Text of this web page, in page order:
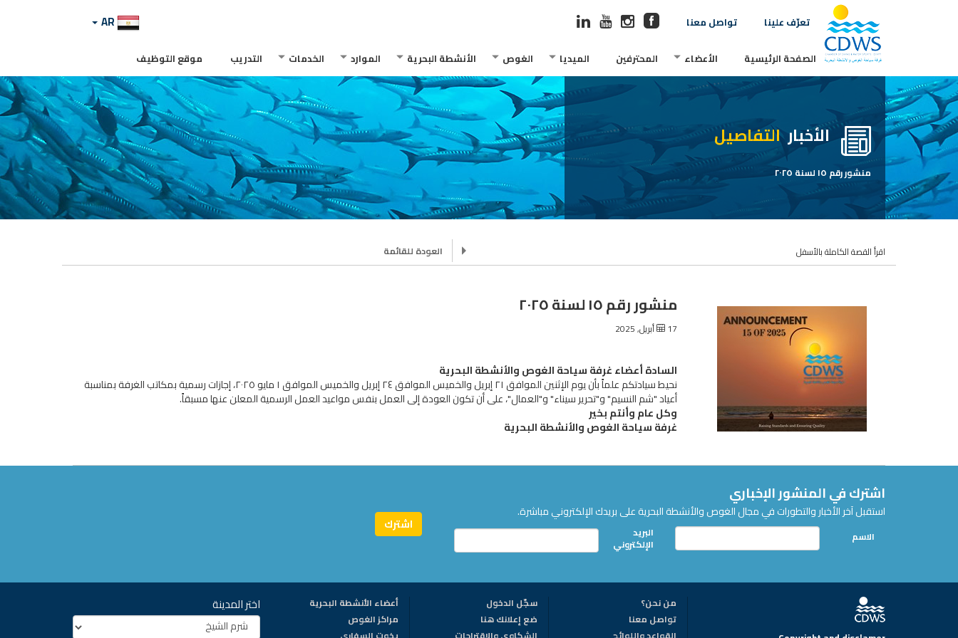
تعرّف علينا تواصل معنا
الصفحة الرئيسية الأعضاء المحترفين الميديا الغوص الأنشطة البحرية الموارد الخدمات التدريب موقع التوظيف
الأخبارالتفاصيل
منشور رقم ١٥ لسنة ٢٠٢٥
اقرأ القصة الكاملة بالأسفل العودة للقائمة
منشور رقم ١٥ لسنة ٢٠٢٥
17 أبريل, 2025
السادة أعضاء غرفة سياحة الغوص والأنشطة البحرية
نحيط سيادتكم علماً بأن يوم الإثنين الموافق ٢١ إبريل والخميس الموافق ٢٤ إبريل والخميس الموافق ١ مايو ٢٠٢٥، إجازات رسمية بمكاتب الغرفة بمناسبة
أعياد "شم النسيم" و"تحرير سيناء" و"العمال"، على أن تكون العودة إلى العمل بنفس مواعيد العمل الرسمية المعلن عنها مسبقاً.
وكل عام وأنتم بخير
غرفة سياحة الغوص والأنشطة البحرية
اشترك في المنشور الإخباري
استقبل آخر الأخبار والتطورات في مجال الغوص والأنشطة البحرية على بريدك الإلكتروني مباشرة.
الاسم البريد
الإلكتروني
من نحن؟
تواصل معنا
سجّل الدخول
ضع إعلانك هنا
أعضاء الأنشطة البحرية
مراكز الغوص
اختر المدينة